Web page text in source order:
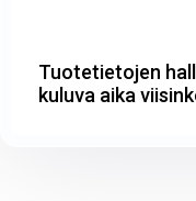
Tuotetietojen
kuluva aika